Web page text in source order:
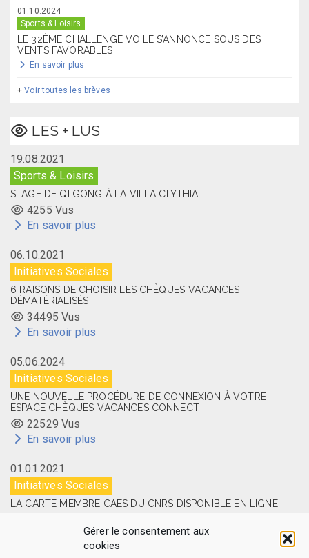
Gérer le consentement aux
cookies
01.10.2024
Sports & Loisirs
LE 32ÈME CHALLENGE VOILE S’ANNONCE SOUS DES
VENTS FAVORABLES
En savoir plus
+Voir toutes les brèves
LES + LUS
19.08.2021
Sports & Loisirs
STAGE DE QI GONG À LA VILLA CLYTHIA
4255 Vus
En savoir plus
06.10.2021
Initiatives Sociales
6 RAISONS DE CHOISIR LES CHÈQUES-VACANCES
DÉMATÉRIALISÉS
34495 Vus
En savoir plus
05.06.2024
Initiatives Sociales
UNE NOUVELLE PROCÉDURE DE CONNEXION À VOTRE
ESPACE CHÈQUES-VACANCES CONNECT
22529 Vus
En savoir plus
01.01.2021
Initiatives Sociales
LA CARTE MEMBRE CAES DU CNRS DISPONIBLE EN LIGNE
En savoir plus